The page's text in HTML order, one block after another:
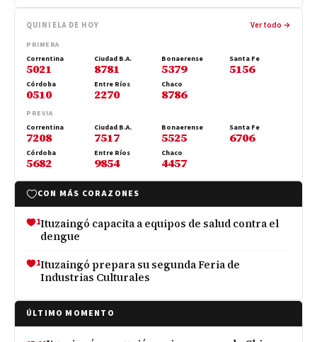
QUINIELA DE HOY Ver todo →
PRIMERA
Correntina
5021
Ciudad B.A.
8781
Bonaerense
5379
Santa Fe
5156
Córdoba
0510
Entre Ríos
2270
Chaco
8786
PREVIA
Correntina
7208
Ciudad B.A.
7517
Bonaerense
5525
Santa Fe
6706
Córdoba
5682
Entre Ríos
9854
Chaco
4457
CON MÁS CORAZONES
1Ituzaingó capacita a equipos de salud contra el
dengue
1Ituzaingó prepara su segunda Feria de
Industrias Culturales
ÚLTIMO MOMENTO